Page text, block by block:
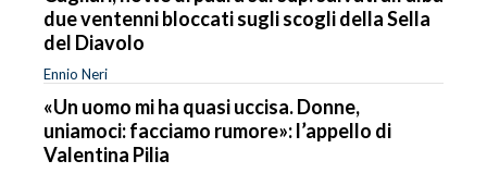
due ventenni bloccati sugli scogli della Sella
del Diavolo
Ennio Neri
«Un uomo mi ha quasi uccisa. Donne,
uniamoci: facciamo rumore»: l’appello di
Valentina Pilia